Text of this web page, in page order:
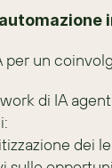
per un
di IA
dei